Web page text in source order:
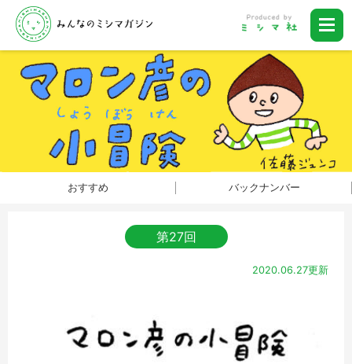
おすすめ バックナンバー
第27回
2020.06.27更新